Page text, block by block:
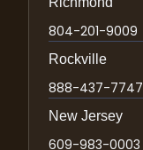
804-201-9009
Rockville
888-437-7747
New Jersey
609-983-0003